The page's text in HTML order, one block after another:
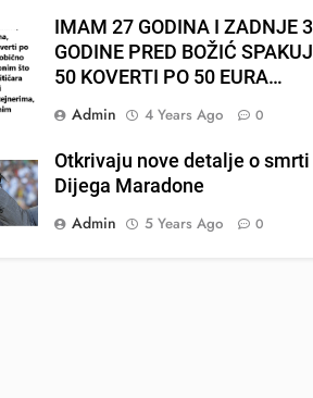
IMAM 27 GODINA I ZADNJE 3
GODINE PRED BOŽIĆ
50 KOVERTI PO 50 EURA…
Admin
4 Years Ago 0
Otkrivaju nove detalje o smrti
Dijega Maradone
Admin
5 Years Ago 0